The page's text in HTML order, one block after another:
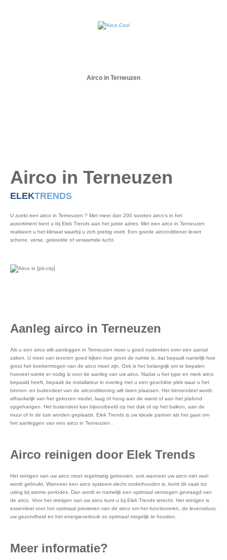
Airco in Terneuzen
Airco in Terneuzen
ELEKTRENDS
U zoekt een airco in Terneuzen ? Met meer dan 200 soorten airco’s in het
assortiment bent u bij Elek Trends aan het juiste adres. Met een airco in Terneuzen
realiseert u het klimaat waarbij u zich prettig voelt. Een goede airconditioner levert
schone, verse, gekoelde of verwarmde lucht.
Aanleg airco in Terneuzen
Als u een airco wilt aanleggen in Terneuzen moet u goed nadenken over een aantal
zaken. U moet van tevoren goed kijken hoe groot de ruimte is, dat bepaalt namelijk hoe
groot het koelvermogen van de airco moet zijn. Ook is het belangrijk om te bepalen
hoeveel ruimte er nodig is voor de aanleg van uw airco. Nadat u het type en merk airco
bepaald heeft, bepaalt de installateur in overleg met u een geschikte plek waar u het
binnen- en buitendeel van de airconditioning wilt laten plaatsen. Het binnendeel wordt,
afhankelijk van het gekozen model, laag of hoog aan de wand of aan het plafond
opgehangen. Het buitendeel kan bijvoorbeeld op het dak of op het balkon, aan de
muur of in de tuin worden geplaatst. Elek Trends is uw ideale partner als het gaat om
het aanleggen van een airco in Terneuzen .
Airco reinigen door Elek Trends
Het reinigen van uw airco moet regelmatig gebeuren, ook wanneer uw airco niet veel
wordt gebruikt. Wanneer een airco systeem slecht onderhouden is, komt dit vaak tot
uiting bij warme periodes. Dan wordt er namelijk een optimaal vermogen gevraagd van
de airco. Voor het reinigen van uw airco kunt u bij Elek Trends terecht. Het reinigen is
essentieel voor het optimaal presteren van de airco om het functioneren, de levensduur,
uw gezondheid en het energieverbruik zo optimaal mogelijk te houden.
Meer informatie?